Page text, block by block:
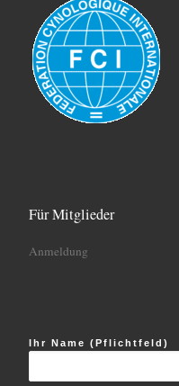
Für Mitglieder
Anmeldung
Ihr Name (Pflichtfeld)